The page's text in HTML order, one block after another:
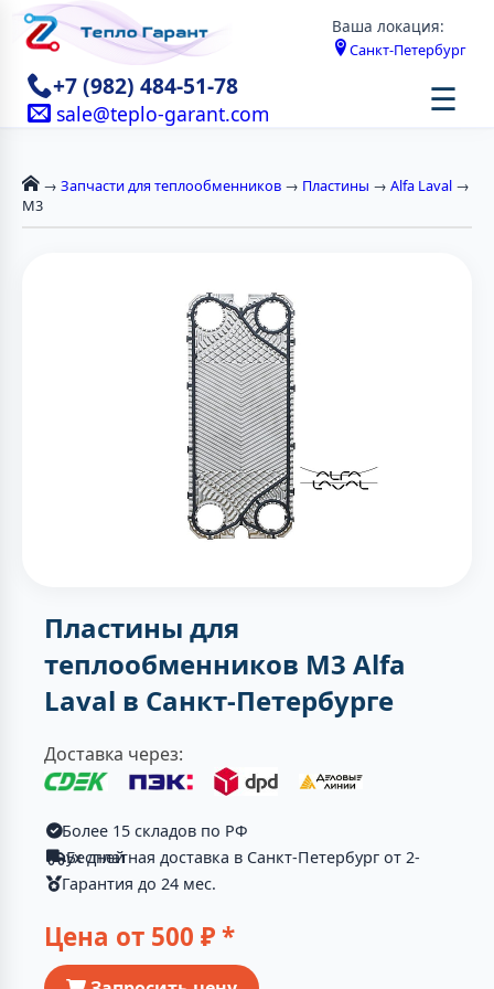
Ваша локация:
Санкт-Петербург
+7 (982) 484-51-78
sale@teplo-garant.com ☰
→ Запчасти для теплообменников → Пластины → Alfa Laval →
M3
Пластины для
теплообменников M3 Alfa
Laval в Санкт-Петербурге
Доставка через:
Более 15 складов по РФ
Бесплатная доставка в Санкт-Петербург от 2-ух дней
Гарантия до 24 мес.
Цена от 500 ₽ *